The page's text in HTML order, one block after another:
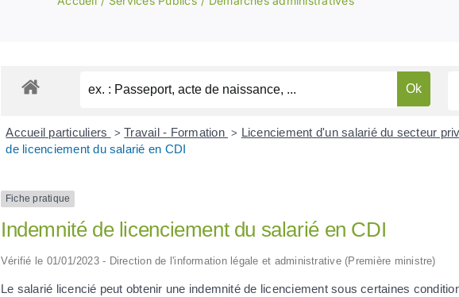
Accueil particuliers > Travail - Formation > Licenciement d'un salarié du secteur
de licenciement du salarié en CDI
Fiche pratique
Indemnité de licenciement du salarié en CDI
Vérifié le 01/01/2023 - Direction de l'information légale et administrative (Première ministre)
Le salarié licencié peut obtenir une indemnité de licenciement sous certaines